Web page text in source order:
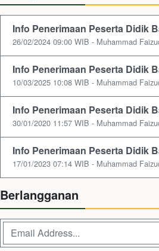
Info Penerimaan Peserta Didik
26/02/2024 09:00 WIB - Muhammad
Info Penerimaan Peserta Didik
10/03/2025 10:08 WIB - Muhammad
Info Penerimaan Peserta Didik
30/01/2020 11:57 WIB - Muhammad
Info Penerimaan Peserta Didik
17/01/2023 07:14 WIB - Muhammad
Berlangganan